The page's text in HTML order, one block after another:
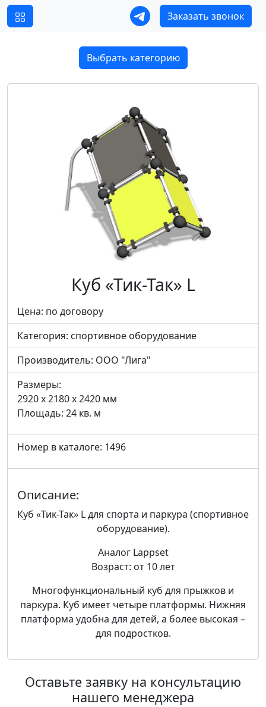
Заказать звонок
Выбрать категорию
Куб «Тик-Так» L
Цена: по договору
Категория: спортивное оборудование
Производитель: ООО "Лига"
Размеры:
2920 x 2180 x 2420 мм
Площадь: 24 кв. м
Номер в каталоге: 1496
Описание:
Куб «Тик-Так» L для спорта и паркура (спортивное
оборудование).
Аналог Lappset
Возраст: от 10 лет
Многофункциональный куб для прыжков и
паркура. Куб имеет четыре платформы. Нижняя
платформа удобна для детей, а более высокая –
для подростков.
Оставьте заявку на консультацию
нашего менеджера